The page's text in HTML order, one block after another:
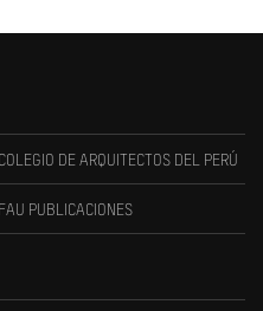
COLEGIO DE ARQUITECTOS DEL PERÚ
FAU PUBLICACIONES